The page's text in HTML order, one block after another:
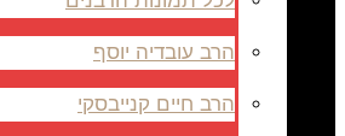
הרב עובדיה יוסף
הרב חיים קנייבסקי